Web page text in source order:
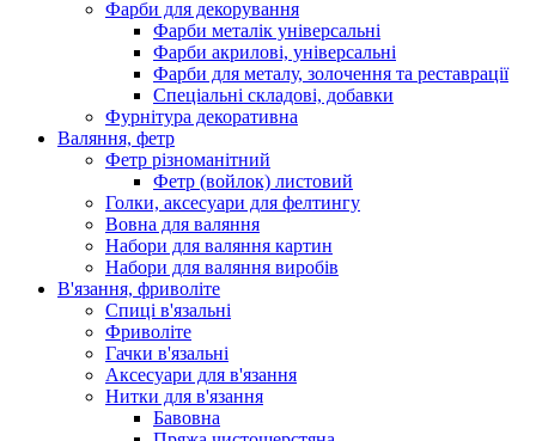
Фарби для декорування
Фарби металік універсальні
Фарби акрилові, універсальні
Фарби для металу, золочення та реставрації
Спеціальні складові, добавки
Фурнітура декоративна
Валяння, фетр
Фетр різноманітний
Фетр (войлок) листовий
Голки, аксесуари для фелтингу
Вовна для валяння
Набори для валяння картин
Набори для валяння виробів
В'язання, фриволіте
Спиці в'язальні
Фриволіте
Гачки в'язальні
Аксесуари для в'язання
Нитки для в'язання
Бавовна